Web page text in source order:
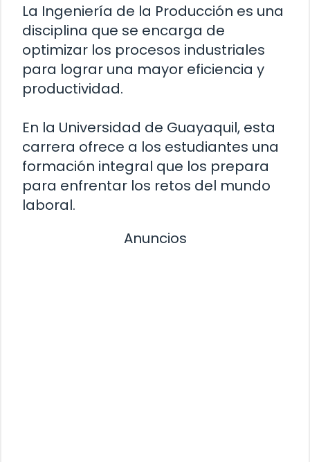
La Ingeniería de la Producción es una
disciplina que se encarga de
optimizar los procesos industriales
para lograr una mayor eficiencia y
productividad.
En la Universidad de Guayaquil, esta
carrera ofrece a los estudiantes una
formación integral que los prepara
para enfrentar los retos del mundo
laboral.
Anuncios